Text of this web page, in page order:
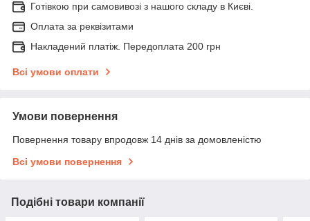
Готівкою при самовивозі з нашого складу в Києві.
Оплата за реквізитами
Накладений платіж. Передоплата 200 грн
Всі умови оплати
Умови повернення
Повернення товару впродовж 14 днів за домовленістю
Всі умови повернення
Подібні товари компанії